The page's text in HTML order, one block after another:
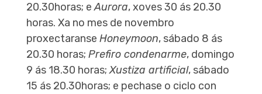
20.30horas; eAurora, xoves 30 ás 20.30
horas. Xa no mes de novembro
proxectaranse Honeymoon, sábado 8 ás
20.30 horas; Prefiro condenarme, domingo
9 ás 18.30 horas;Xustiza artificial, sábado
15 ás 20.30horas; e pechase o ciclo con